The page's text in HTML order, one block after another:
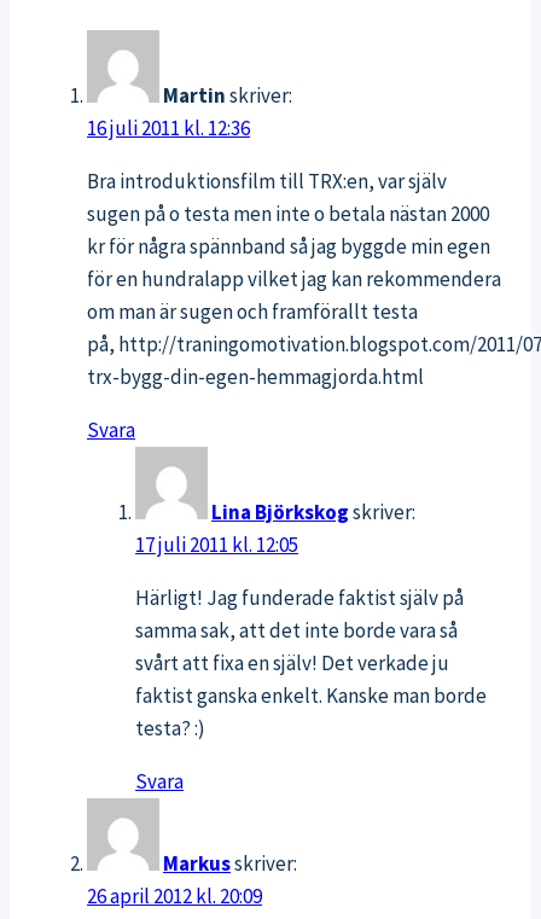
Martinskriver:
16 juli 2011 kl. 12:36
Bra introduktionsfilm till TRX:en, var själv
sugen på o testa men inte o betala nästan 2000
kr för några spännband så jag byggde min egen
för en hundralapp vilket jag kan rekommendera
om man är sugen och framförallt testa
på, http://traningomotivation.blogspot.com/2011/
trx-bygg-din-egen-hemmagjorda.html
Svara
Lina Björkskogskriver:
17 juli 2011 kl. 12:05
Härligt! Jag funderade faktist själv på
samma sak, att det inte borde vara så
svårt att fixa en själv! Det verkade ju
faktist ganska enkelt. Kanske man borde
testa? :)
Svara
Markusskriver:
26 april 2012 kl. 20:09